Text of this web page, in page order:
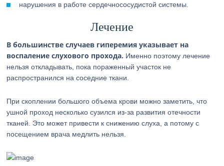
нарушения в работе сердечнососудистой системы.
Лечение
В большинстве случаев гиперемия указывает на
воспаление слухового прохода. Именно поэтому лечение
нельзя откладывать, пока пораженный участок не
распространился на соседние ткани.
При скоплении большого объема крови можно заметить, что
ушной проход несколько сузился из-за развития отечности
тканей. Это может привести к снижению слуха, а потому с
посещением врача медлить нельзя.